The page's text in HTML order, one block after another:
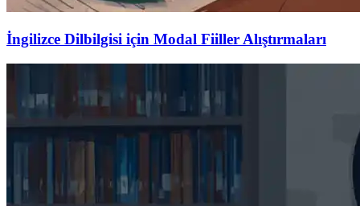
İngilizce Dilbilgisi için Modal Fiiller Alıştırmaları